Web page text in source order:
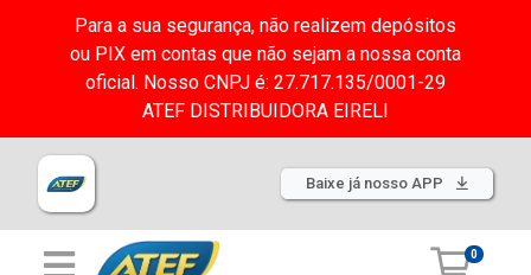
Para a sua segurança, não realizem depósitos
ou PIX em contas que não sejam a nossa conta
oficial. Nosso CNPJ é: 27.717.135/0001-29
ATEF DISTRIBUIDORA EIRELI
Baixe já nosso APP
0